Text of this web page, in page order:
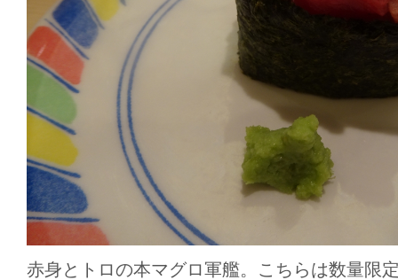
赤身とトロの本マグロ軍艦。こちらは数量限